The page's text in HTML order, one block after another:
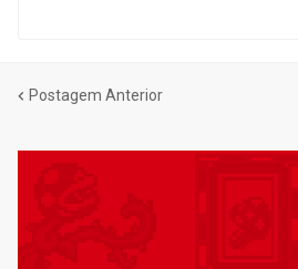
Postagem Anterior